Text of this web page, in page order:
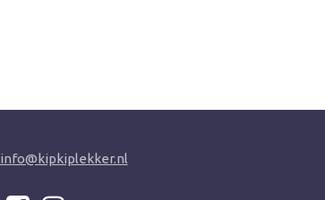
info@kipkiplekker.nl